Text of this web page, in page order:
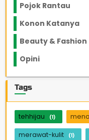
Pojok Rantau
Konon Katanya
Beauty & Fashion
Opini
Tags
tehhijau (1)
merawat-kulit (1)